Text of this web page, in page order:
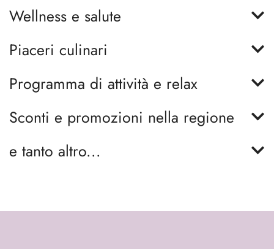
Wellness e salute
Piaceri culinari
Programma di attività e relax
Sconti e promozioni nella regione
e tanto altro...